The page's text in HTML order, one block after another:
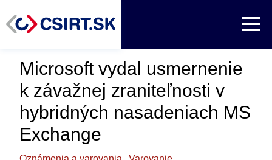
Microsoft vydal usmernenie
k závažnej zraniteľnosti v
hybridných nasadeniach MS
Exchange